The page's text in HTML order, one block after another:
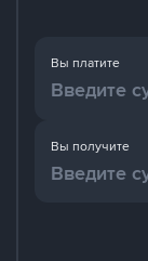
Вы платите
Вы получите